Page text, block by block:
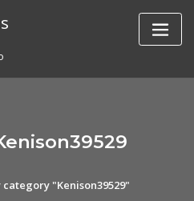
"Kenison39529"